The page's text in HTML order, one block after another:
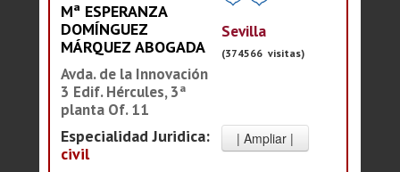
Mª ESPERANZA
DOMÍNGUEZ
MÁRQUEZ ABOGADA
Avda. de la Innovación
3 Edif. Hércules, 3ª
planta Of. 11
Especialidad Juridica:
civil
Sevilla
(374566 visitas)